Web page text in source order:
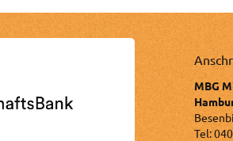
MBG
Tel: